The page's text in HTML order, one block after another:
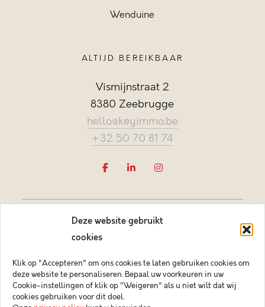
Deze website gebruikt
cookies
Klik op "Accepteren" om ons cookies te laten gebruiken cookies om
deze website te personaliseren. Bepaal uw voorkeuren in uw
Cookie-instellingen of klik op "Weigeren" als u niet wilt dat wij
cookies gebruiken voor dit doel.
Wenduine
ALTIJD BEREIKBAAR
Vismijnstraat 2
8380 Zeebrugge
hello@keyimmo.be
+32 50 70 81 74
Vastgoedmakelaar-bemiddelaar BIV België BIV 505084
Ondernemingsnummer BTW-BE 0878.744.081 BA &